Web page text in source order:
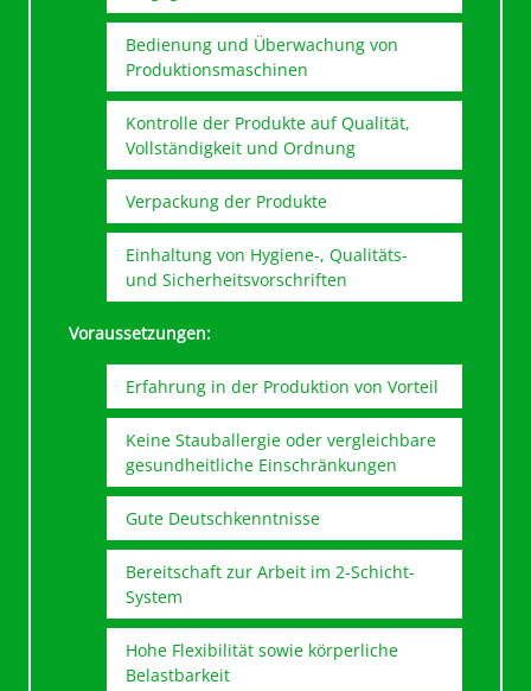
Bedienung und Überwachung von
Produktionsmaschinen
Kontrolle der Produkte auf Qualität,
Vollständigkeit und Ordnung
Verpackung der Produkte
Einhaltung von Hygiene-, Qualitäts-
und Sicherheitsvorschriften
Voraussetzungen:
Erfahrung in der Produktion von Vorteil
Keine Stauballergie oder vergleichbare
gesundheitliche Einschränkungen
Gute Deutschkenntnisse
Bereitschaft zur Arbeit im 2-Schicht-
System
Hohe Flexibilität sowie körperliche
Belastbarkeit